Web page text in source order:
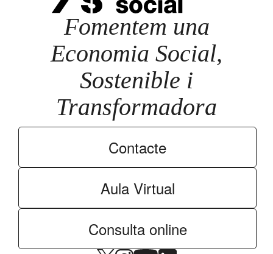
Fomentem una
Economia Social,
Sostenible i
Transformadora
Contacte
Aula Virtual
Consulta online